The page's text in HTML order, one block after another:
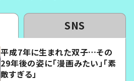
SNS
平成7年に生まれた双子…その
29年後の姿に「漫画みたい」「素
敵すぎる」